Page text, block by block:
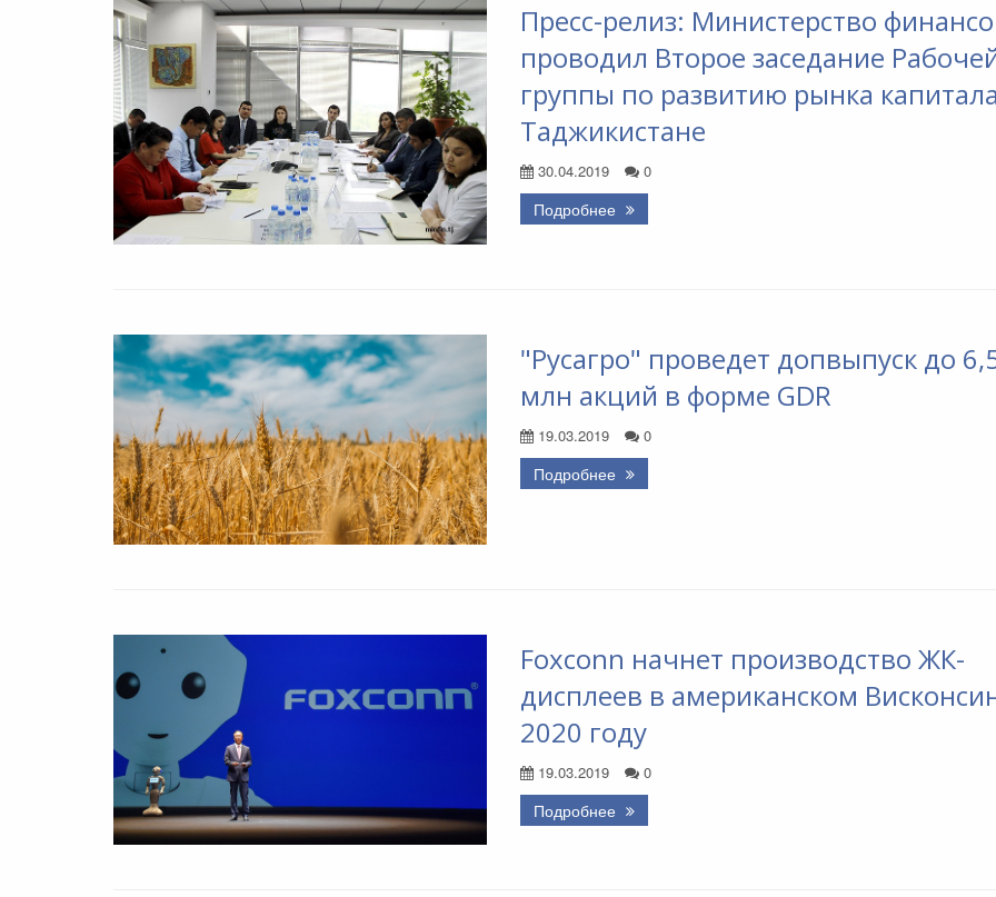
Пресс-релиз: Министерство
проводил Второе заседание
группы по развитию рынка
Таджикистане
30.04.2019 0
Подробнее
"Русагро" проведет допвыпуск до
млн акций в форме GDR
19.03.2019 0
Подробнее
Foxconn начнет производство ЖК-
дисплеев в американском
2020 году
19.03.2019 0
Подробнее